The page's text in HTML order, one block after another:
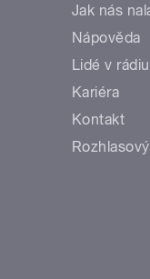
Jak nás
Nápověda
Lidé v rádiu
Kariéra
Kontakt